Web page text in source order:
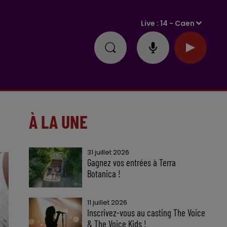
Live :14 - Caen
À LA UNE
31 juillet 2026
Gagnez vos entrées à Terra
Botanica !
11 juillet 2026
Inscrivez-vous au casting The Voice
& The Voice Kids !